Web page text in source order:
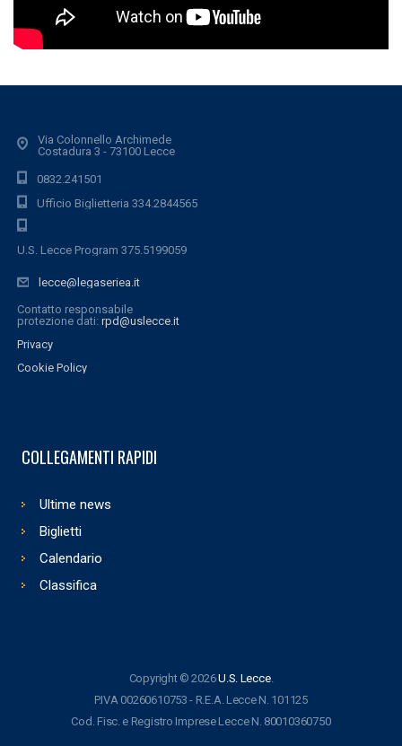
Via Colonnello Archimede
Costadura 3 - 73100 Lecce
0832.241501
Ufficio Biglietteria 334.2844565
U.S. Lecce Program 375.5199059
lecce@legaseriea.it
Contatto responsabile
protezione dati: rpd@uslecce.it
Privacy
Cookie Policy
COLLEGAMENTI RAPIDI
Ultime news
Biglietti
Calendario
Classifica
Copyright © 2026U.S. Lecce.
P.IVA 00260610753 - R.E.A. Lecce N. 101125
Cod. Fisc. e Registro Imprese Lecce N. 80010360750